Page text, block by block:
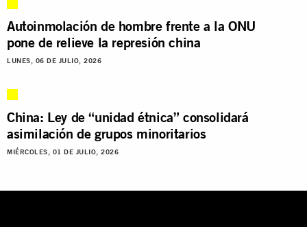
Autoinmolación de hombre frente a la ONU
pone de relieve la represión china
LUNES, 06 DE JULIO, 2026
China: Ley de “unidad étnica” consolidará
asimilación de grupos minoritarios
MIÉRCOLES, 01 DE JULIO, 2026